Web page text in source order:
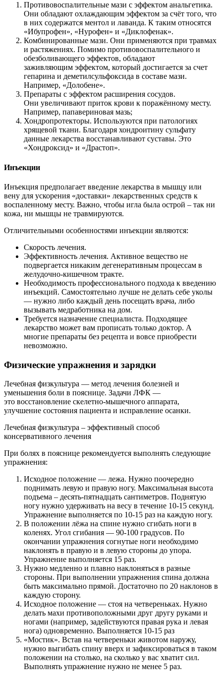
Противовоспалительные мази с эффектом анальгетика.
Они обладают охлаждающим эффектом за счёт того, что
в них содержатся ментол и лаванда. К таким относятся
«Ибупрофен», «Нурофен» и «Диклофенак».
Комбинированные мази. Они применяются при травмах
и растяжениях. Помимо противовоспалительного и
обезболивающего эффектов, обладают
заживляющим эффектом, который достигается за счет
гепарина и деметилсульфоксида в составе мази.
Например, «Долобене».
Препараты с эффектом расширения сосудов.
Они увеличивают приток крови к поражённому месту.
Например, папавериновая мазь;
Хондропротекторы. Используются при патологиях
хрящевой ткани. Благодаря хондроитину сульфату
данные лекарства восстанавливают суставы. Это
«Хондроксид» и «Драстоп».
Инъекции
Инъекция предполагает введение лекарства в мышцу или
вену для ускорения «доставки» лекарственных средств к
воспаленному месту. Важно, чтобы игла была острой – так ни
кожа, ни мышцы не травмируются.
Отличительными особенностями инъекции являются:
Скорость лечения.
Эффективность лечения. Активное вещество не
подвергается никаким дегенеративным процессам в
желудочно-кишечном тракте.
Необходимость профессионального подхода к введению
инъекций. Самостоятельно лучше не делать себе уколы
— нужно либо каждый день посещать врача, либо
вызывать медработника на дом.
Требуется назначение специалиста. Подходящее
лекарство может вам прописать только доктор. А
многие препараты без рецепта и вовсе приобрести
невозможно.
Физические упражнения и зарядки
Лечебная физкультура — метод лечения болезней и
уменьшения боли в пояснице. Задачи ЛФК —
это восстановление скелетно-мышечного аппарата,
улучшение состояния пациента и исправление осанки.
Лечебная физкультура – эффективный способ
консервативного лечения
При болях в пояснице рекомендуется выполнять следующие
упражнения:
Исходное положение — лежа. Нужно поочередно
поднимать левую и правую ногу. Максимальная высота
подъема – десять-пятнадцать сантиметров. Поднятую
ногу нужно удерживать на весу в течение 10-15 секунд.
Упражнение выполняется по 10-15 раз на каждую ногу.
В положении лёжа на спине нужно сгибать ноги в
коленях. Угол сгибания — 90-100 градусов. По
окончании упражнения согнутые ноги необходимо
наклонять в правую и в левую стороны до упора.
Упражнение выполняется 15 раз.
Нужно медленно и плавно наклоняться в разные
стороны. При выполнении упражнения спина должна
быть максимально прямой. Достаточно по 20 наклонов в
каждую сторону.
Исходное положение — стоя на четвереньках. Нужно
делать махи противоположными друг другу руками и
ногами (например, задействуются правая рука и левая
нога) одновременно. Выполняется 10-15 раз
«Мостик». Встав на четвереньки животом наружу,
нужно выгибать спину вверх и зафиксироваться в таком
положении на столько, на сколько у вас хватит сил.
Выполнять упражнение нужно не менее 5 раз.